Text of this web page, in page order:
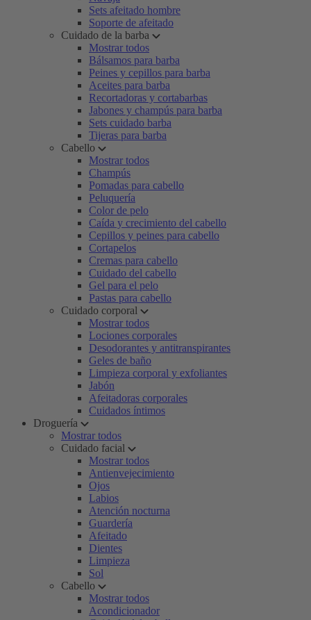
Sets afeitado hombre
Soporte de afeitado
Cuidado de la barba
Mostrar todos
Bálsamos para barba
Peines y cepillos para barba
Aceites para barba
Recortadoras y cortabarbas
Jabones y champús para barba
Sets cuidado barba
Tijeras para barba
Cabello
Mostrar todos
Champús
Pomadas para cabello
Peluquería
Color de pelo
Caída y crecimiento del cabello
Cepillos y peines para cabello
Cortapelos
Cremas para cabello
Cuidado del cabello
Gel para el pelo
Pastas para cabello
Cuidado corporal
Mostrar todos
Lociones corporales
Desodorantes y antitranspirantes
Geles de baño
Limpieza corporal y exfoliantes
Jabón
Afeitadoras corporales
Cuidados íntimos
Droguería
Mostrar todos
Cuidado facial
Mostrar todos
Antienvejecimiento
Ojos
Labios
Atención nocturna
Guardería
Afeitado
Dientes
Limpieza
Sol
Cabello
Mostrar todos
Acondicionador